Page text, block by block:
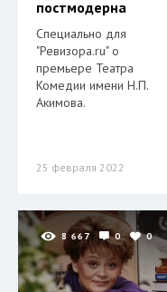
постмодерна
Специально для
"Ревизора.ru" о
премьере Театра
Комедии имени Н.П.
Акимова.
25 февраля 2022
8 667 0 0